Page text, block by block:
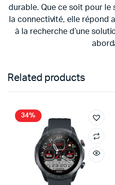
durable. Que ce soit pour le
la connectivité, elle répond
à la recherche d’une
Related products
34%